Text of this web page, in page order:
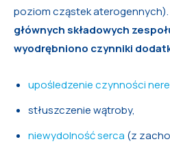
poziom cząstek aterogennych).
głównych składowych
wyodrębniono czynniki
upośledzenie czynności
stłuszczenie wątroby,
niewydolność serca (z